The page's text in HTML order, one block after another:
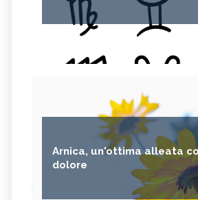
Arnica, un'ottima alleata
dolore